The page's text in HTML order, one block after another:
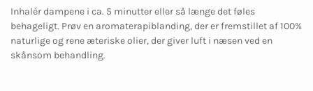
Inhalér dampene i ca. 5 minutter eller så længe det føles
behageligt. Prøv en aromaterapiblanding, der er fremstillet af 100%
naturlige og rene æteriske olier, der giver luft i næsen ved en
skånsom behandling.